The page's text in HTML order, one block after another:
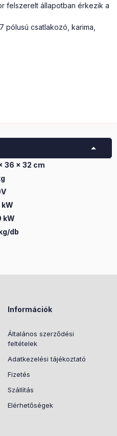
felszerelt állapotban érkezik a
pólusú csatlakozó, karima,
36 x 32 cm
kW
kW
db
Információk
Általános szerződési
feltételek
Adatkezelési tájékoztató
Fizetés
Szállítás
Elérhetőségek